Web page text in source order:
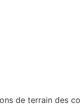
de terrain des